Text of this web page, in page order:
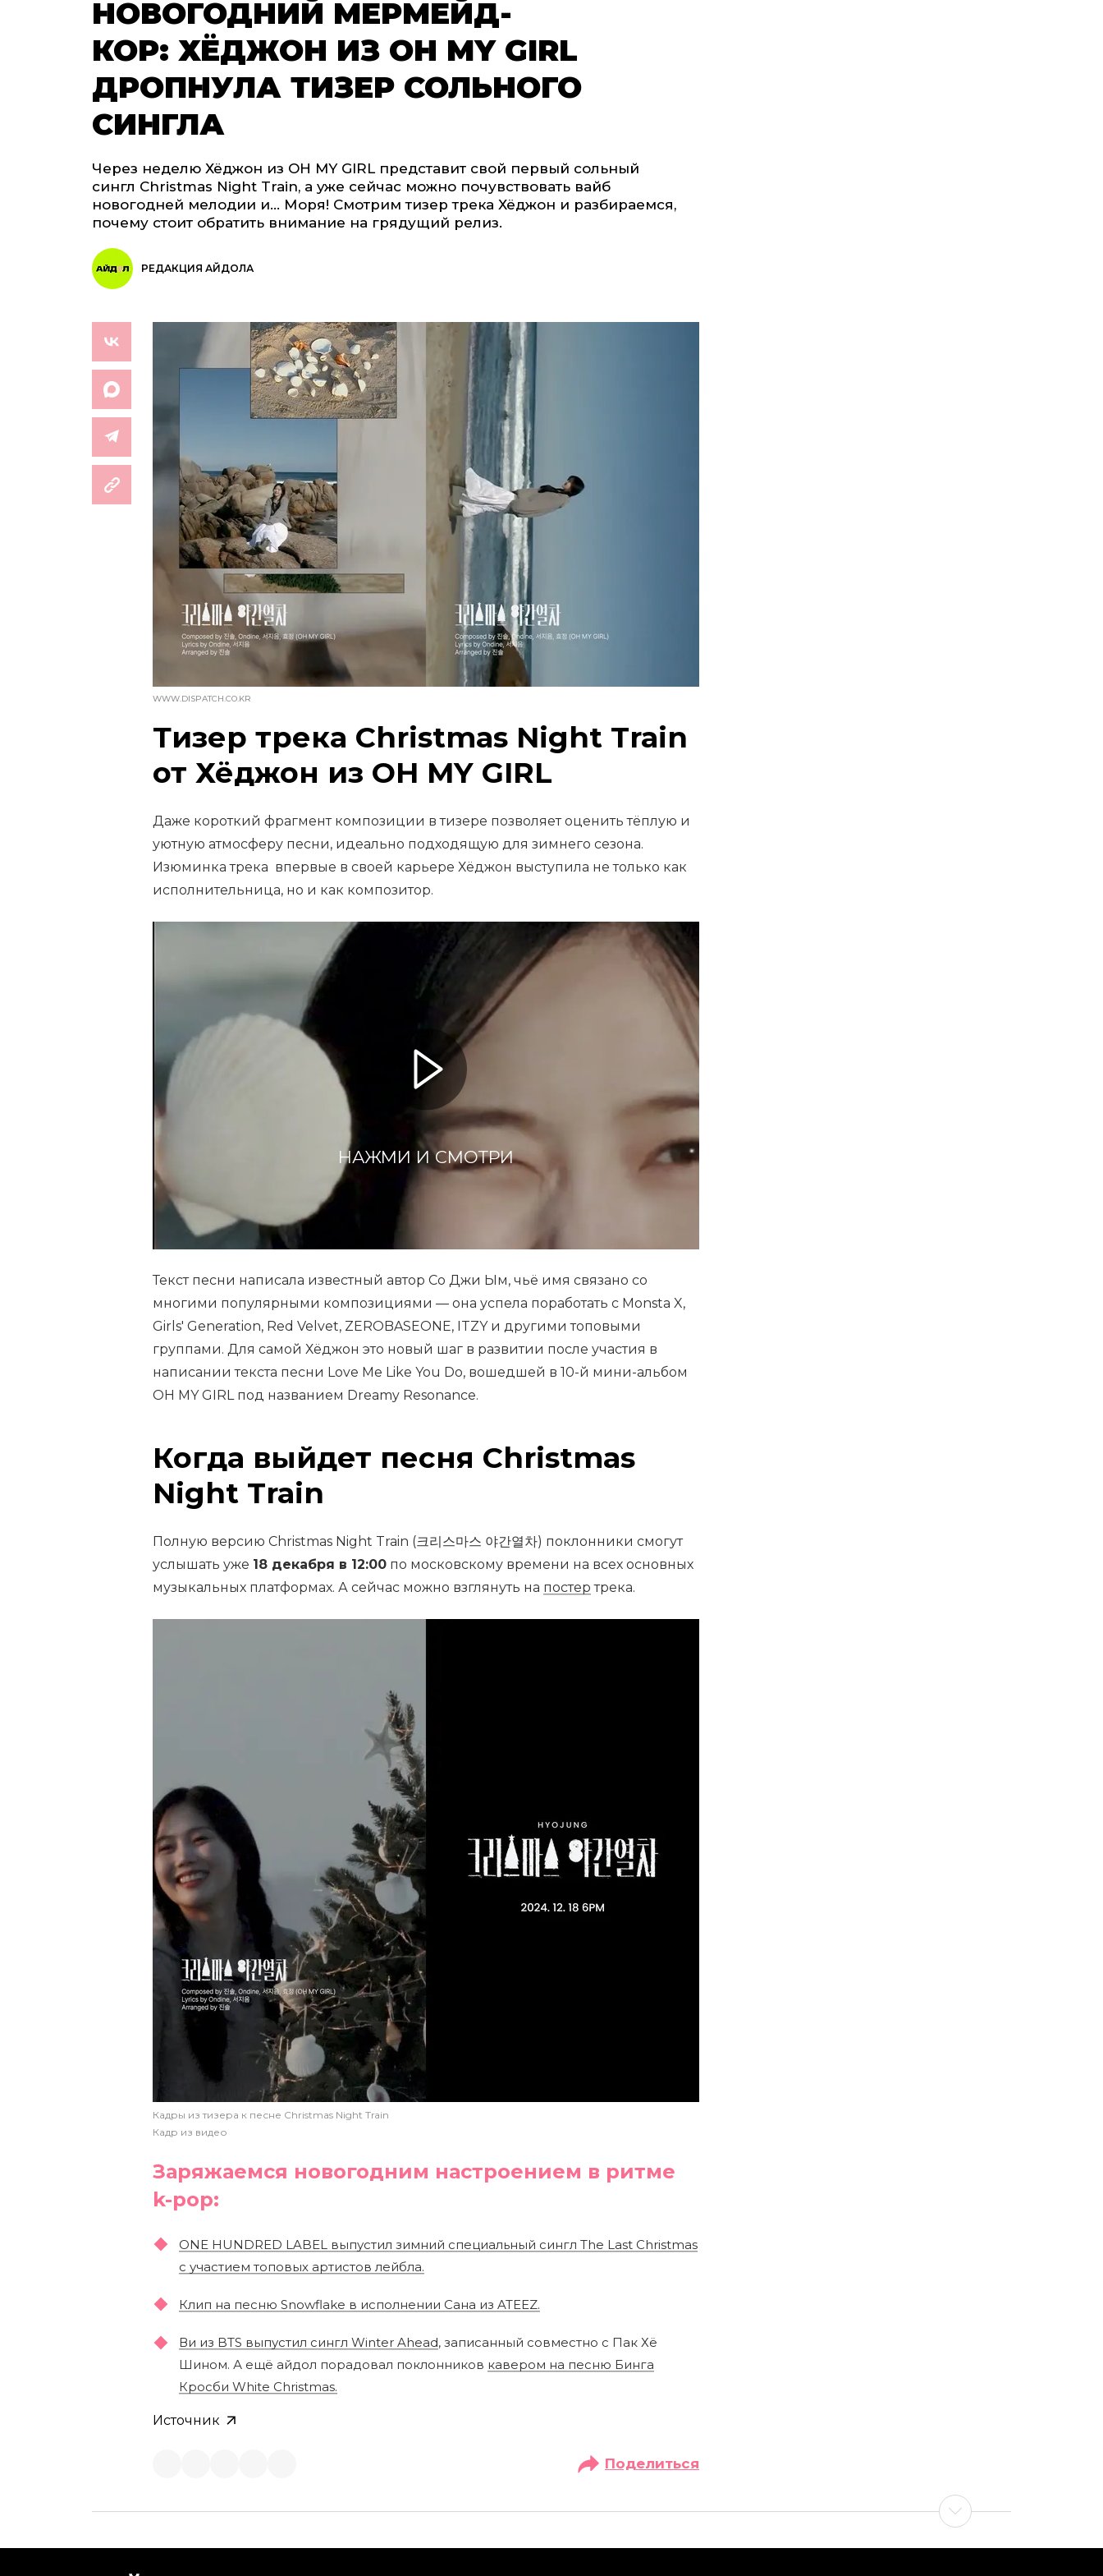
НОВОГОДНИЙ МЕРМЕЙД-
КОР: ХЁДЖОН ИЗ OH MY GIRL
ДРОПНУЛА ТИЗЕР СОЛЬНОГО
СИНГЛА
Через неделю Хёджон из OH MY GIRL представит свой первый сольный
сингл Christmas Night Train, а уже сейчас можно почувствовать вайб
новогодней мелодии и... Моря! Смотрим тизер трека Хёджон и разбираемся,
почему стоит обратить внимание на грядущий релиз.
РЕДАКЦИЯ АЙДОЛА
WWW.DISPATCH.CO.KR
Тизер трека Christmas Night Train
от Хёджон из OH MY GIRL
Даже короткий фрагмент композиции в тизере позволяет оценить тёплую и
уютную атмосферу песни, идеально подходящую для зимнего сезона.
Изюминка трека впервые в своей карьере Хёджон выступила не только как
исполнительница, но и как композитор.
НАЖМИ И СМОТРИ
Текст песни написала известный автор Со Джи Ым, чьё имя связано со
многими популярными композициями — она успела поработать с Monsta X,
Girls' Generation, Red Velvet, ZEROBASEONE, ITZY и другими топовыми
группами. Для самой Хёджон это новый шаг в развитии после участия в
написании текста песни Love Me Like You Do, вошедшей в 10-й мини-альбом
OH MY GIRL под названием Dreamy Resonance.
Когда выйдет песня Christmas
Night Train
Полную версию Christmas Night Train (크리스마스 야간열차) поклонники смогут
услышать уже 18 декабря в 12:00 по московскому времени на всех основных
музыкальных платформах. А сейчас можно взглянуть на постер трека.
Кадры из тизера к песне Christmas Night Train
Кадр из видео
Заряжаемся новогодним настроением в ритме
k-pop:
ONE HUNDRED LABEL выпустил зимний специальный сингл The Last Christmas
с участием топовых артистов лейбла.
Клип на песню Snowflake в исполнении Сана из ATEEZ.
Ви из BTS выпустил сингл Winter Ahead, записанный совместно с Пак Хё
Шином. А ещё айдол порадовал поклонников кавером на песню Бинга
Кросби White Christmas.
Источник
Поделиться